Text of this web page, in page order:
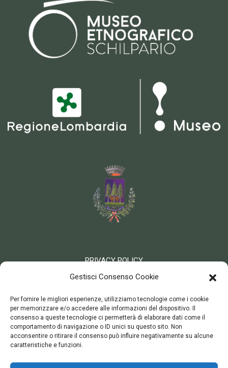
Gestisci Consenso Cookie
Per fornire le migliori esperienze, utilizziamo tecnologie come i cookie
per memorizzare e/o accedere alle informazioni del dispositivo. Il
consenso a queste tecnologie ci permetterà di elaborare dati come il
comportamento di navigazione o ID unici su questo sito. Non
acconsentire o ritirare il consenso può influire negativamente su alcune
caratteristiche e funzioni.
PRIVACY POLICY
COOKIE POLICY
Contatti
museo@comune.schilpario.bg.it